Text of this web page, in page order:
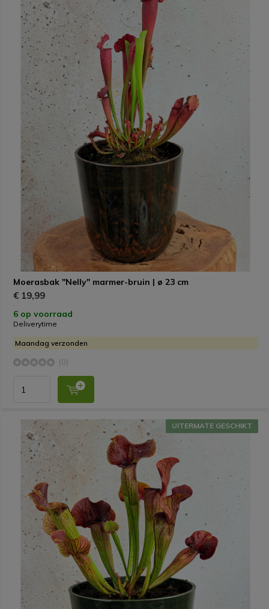
Moerasbak "Nelly" marmer-bruin | ø 23 cm
€ 19,99
6 op voorraad
Deliverytime
Maandag verzonden
(0)
UITERMATE GESCHIKT